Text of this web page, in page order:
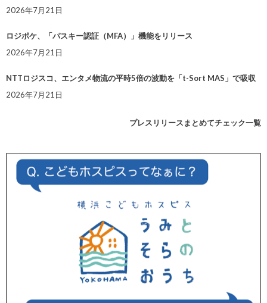
2026年7月21日
ロジポケ、「パスキー認証（MFA）」機能をリリース
2026年7月21日
NTTロジスコ、エンタメ物流の平時5倍の波動を「t-Sort MAS」で吸収
2026年7月21日
プレスリリースまとめてチェック一覧